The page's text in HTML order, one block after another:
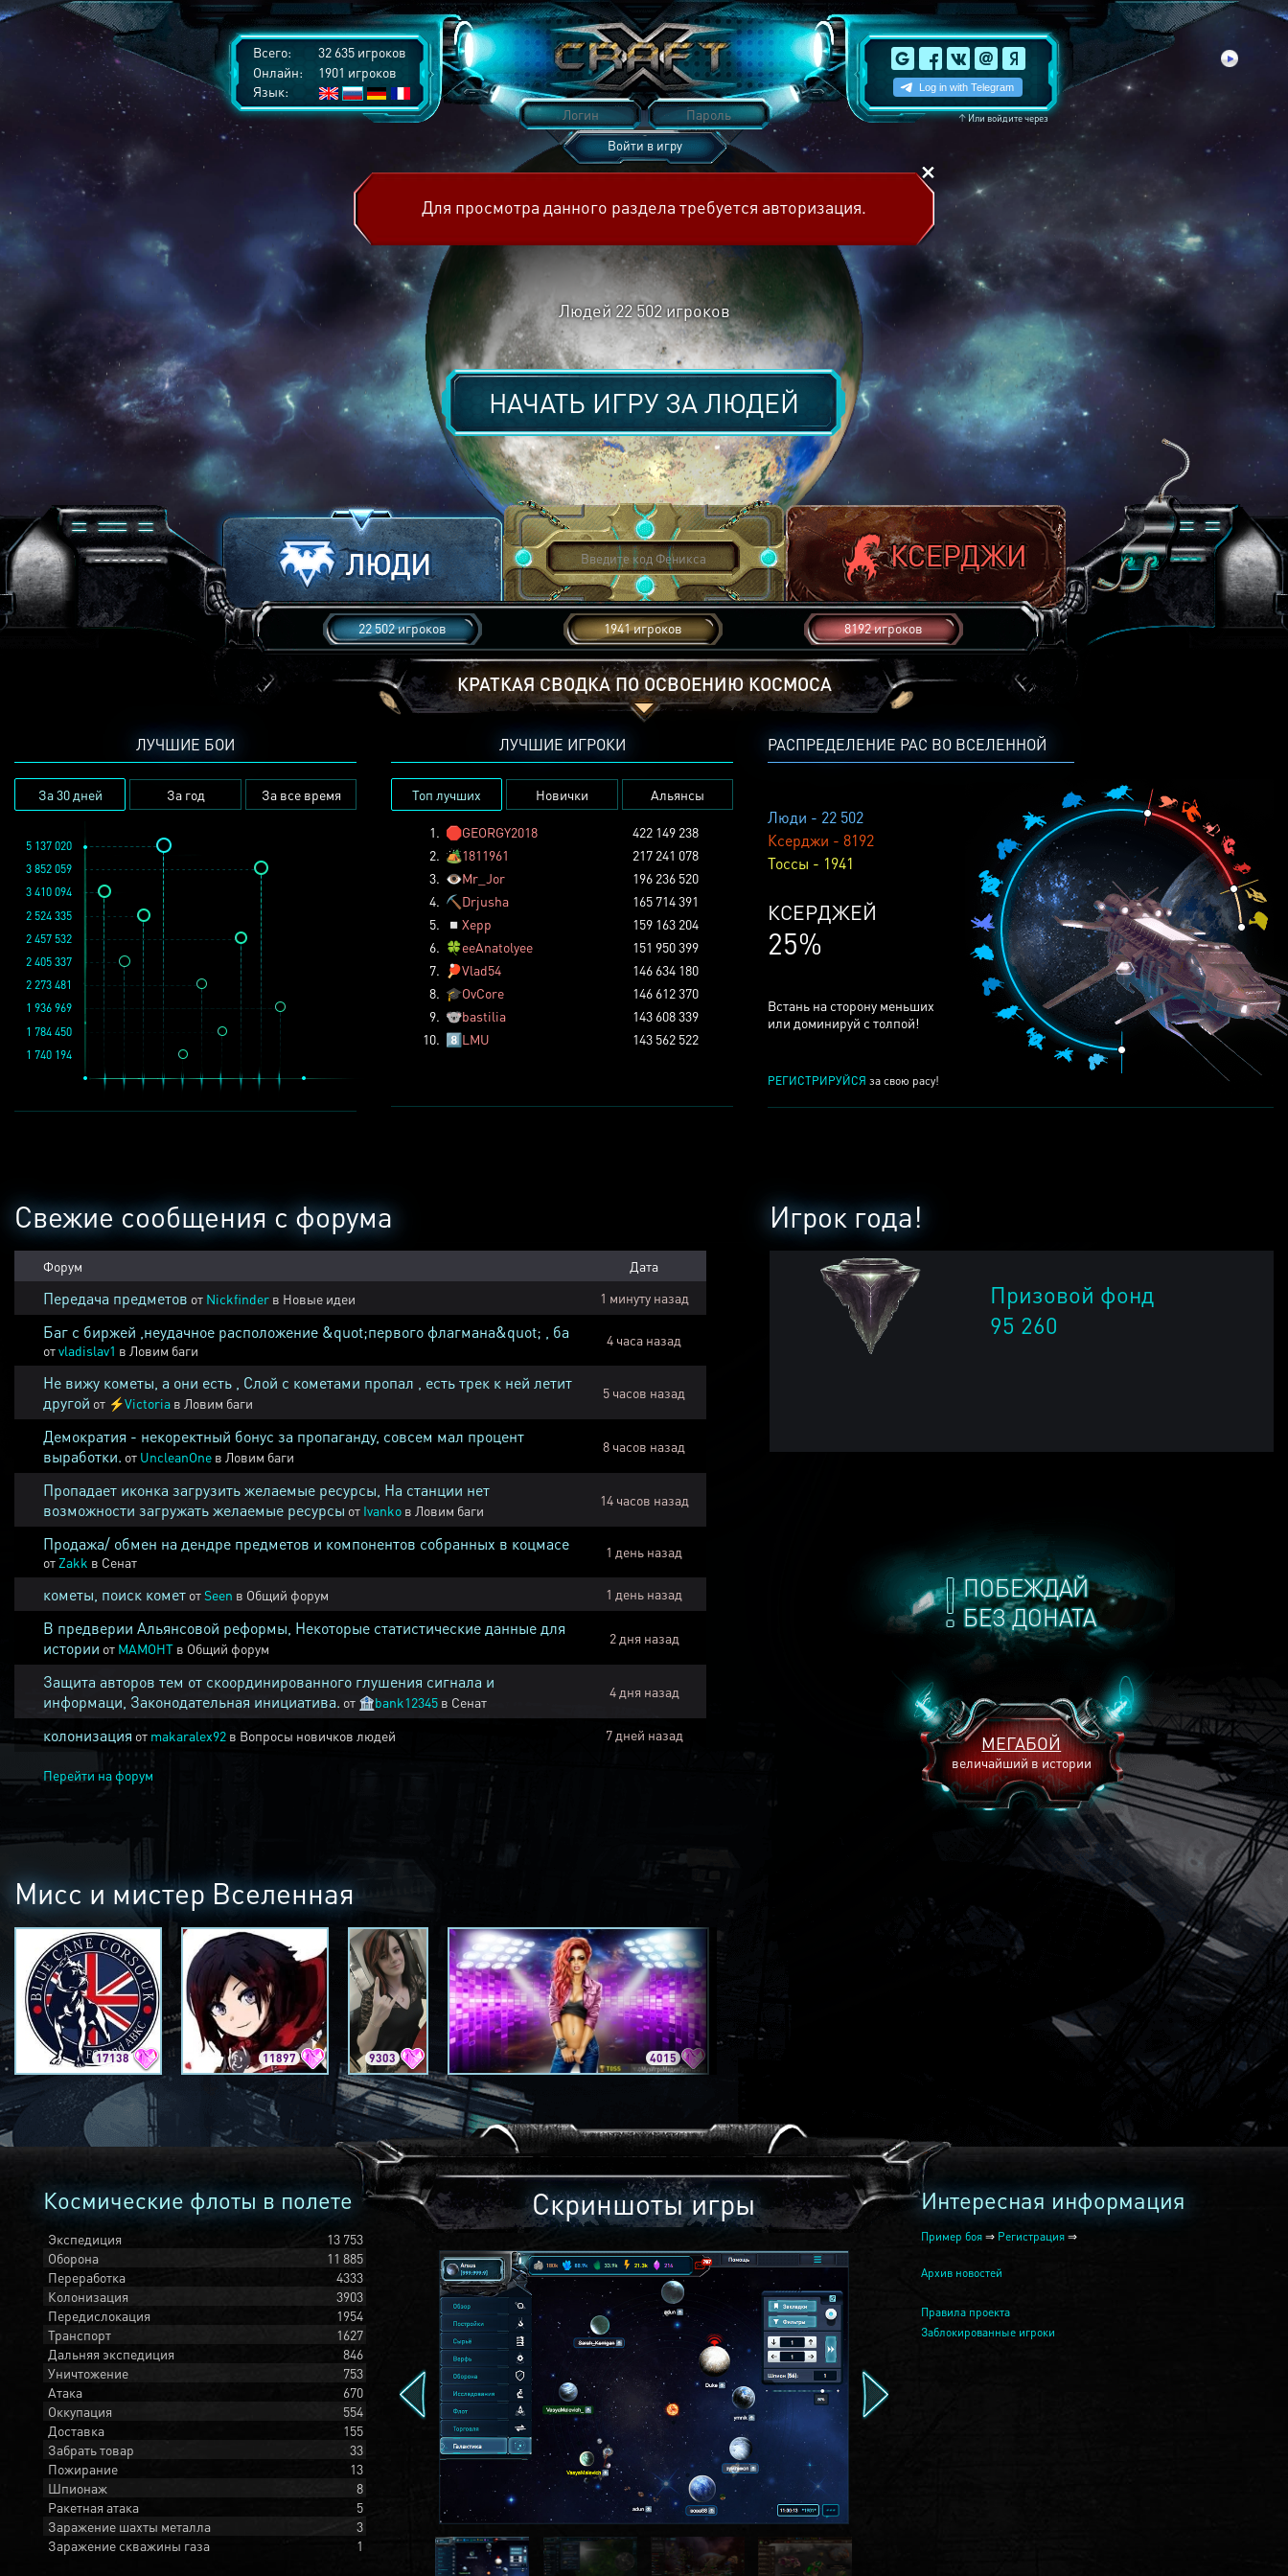
Всего:
32 635 игроков
Онлайн:
1901 игроков
Язык:
↑Или войдите через
Войти в игру
Для просмотра данного раздела требуется авторизация.
Людей 22 502игроков
НАЧАТЬ ИГРУ ЗАЛЮДЕЙ
22 502 игроков 1941 игроков 8192 игроков
КРАТКАЯ СВОДКА ПО ОСВОЕНИЮ КОСМОСА
РАСПРЕДЕЛЕНИЕ РАС ВО ВСЕЛЕННОЙ
Люди - 22 502
Ксерджи - 8192
Тоссы - 1941
КСЕРДЖЕЙ
25%
Встань на сторону меньших
или доминируй с толпой!
РЕГИСТРИРУЙСЯ за свою расу!
ЛУЧШИЕ БОИ
За 30 дней За год За все время
1 936 969
3 852 059
2 457 532
1 784 450
2 273 481
1 740 194
5 137 020
2 524 335
2 405 337
3 410 094
ЛУЧШИЕ ИГРОКИ
Топ лучших Новички Альянсы
1. 🛑GEORGY2018
422 149 238
2. 🏕️1811961
217 241 078
3. 👁️Mr_Jor
196 236 520
4. ⛏️ Drjusha
165 714 391
5.
◽ Xepp
159 163 204
6. 🍀eeAnatolyee
151 950 399
7.
🏓Vlad54
146 634 180
8. 🎓OvCore
146 612 370
9. 🐨bastilia
143 608 339
10. 8️⃣LMU 143 562 522
ПОБЕЖДАЙ
БЕЗ ДОНАТА
МЕГАБОЙ
величайший в истории
Игрок года!
Призовой фонд
95 260
Свежие сообщения с форума
Форум Дата
Передача предметов от Nickfinder в Новые идеи 1 минуту назад
Баг с биржей ,неудачное расположение &quot;первого флагмана&quot; , ба
отvladislav1 в Ловим баги
4 часа назад
Не вижу кометы, а они есть , Слой с кометами пропал , есть трек к ней летит
другой от ⚡Victoria в Ловим баги
5 часов назад
Демократия - некоректный бонус за пропаганду, совсем мал процент
выработки. от UncleanOne в Ловим баги
8 часов назад
Пропадает иконка загрузить желаемые ресурсы, На станции нет
возможности загружать желаемые ресурсы от Ivanko в Ловим баги
14 часов назад
Продажа/ обмен на дендре предметов и компонентов собранных в коцмасе
от Zakk в Сенат
1 день назад
кометы, поиск комет отSeen в Общий форум 1 день назад
В предверии Альянсовой реформы, Некоторые статистические данные для
истории от MAMOHT в Общий форум
2 дня назад
Защита авторов тем от скоординированного глушения сигнала и
информаци, Законодательная инициатива. от 🏦bank12345 в Сенат
4 дня назад
колонизация от makaralex92 в Вопросы новичков людей 7 дней назад
Перейти на форум
Мисс и мистер Вселенная
17138 11897 9303 4015 2240
Космические флоты в полете
Экспедиция
13 753
Оборона
11 885
Переработка
4333
Колонизация
3903
Передислокация
1954
Транспорт
1627
Дальняя экспедиция
846
Уничтожение
753
Атака
670
Оккупация
554
Доставка
155
Забрать товар
33
Пожирание
13
Шпионаж
8
Ракетная атака
5
Заражение шахты металла
3
Заражение скважины газа
1
Скриншоты игры Интересная информация
Пример боя ⇒ Регистрация ⇒
Архив новостей
Правила проекта
Заблокированные игроки